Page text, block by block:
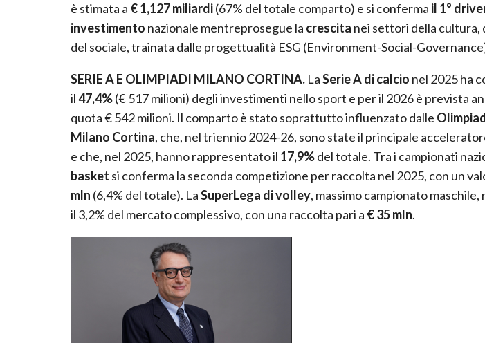
è stimata a € 1,127 miliardi(67% del totale comparto) e si conferma il 1°
investimento nazionale mentreprosegue la crescita nei settori della cultura,
del sociale, trainata dalle progettualità ESG (Environment-Social-
SERIE A E OLIMPIADI MILANO CORTINA. LaSerie A di calcio nel 2025 ha
il47,4%(€ 517 milioni) degli investimenti nello sport e per il 2026 è prevista
quota € 542 milioni. Il comparto è stato soprattutto influenzato dalle
Milano Cortina, che, nel triennio 2024-26, sono state il principale
e che, nel 2025, hanno rappresentato il 17,9%del totale. Tra i campionati
basket si conferma la seconda competizione per raccolta nel 2025, con un
mln (6,4% del totale). LaSuperLega di volley, massimo campionato
il 3,2% del mercato complessivo, con una raccolta pari a € 35 mln.